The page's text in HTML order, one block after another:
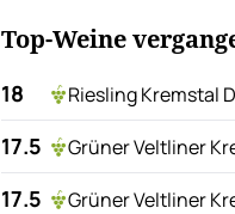
Top-Weine
18 Riesling Kremstal
17.5 Grüner Veltliner
17.5 Grüner Veltliner